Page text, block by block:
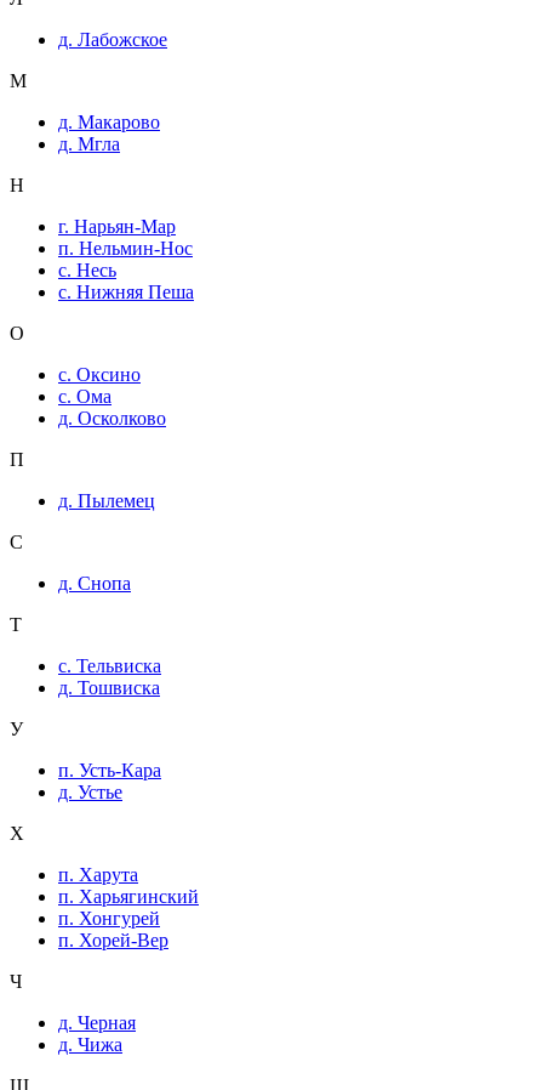
д. Лабожское
М
д. Макарово
д. Мгла
Н
г. Нарьян-Мар
п. Нельмин-Нос
с. Несь
с. Нижняя Пеша
О
с. Оксино
с. Ома
д. Осколково
П
д. Пылемец
С
д. Снопа
Т
с. Тельвиска
д. Тошвиска
У
п. Усть-Кара
д. Устье
Х
п. Харута
п. Харьягинский
п. Хонгурей
п. Хорей-Вер
Ч
д. Черная
д. Чижа